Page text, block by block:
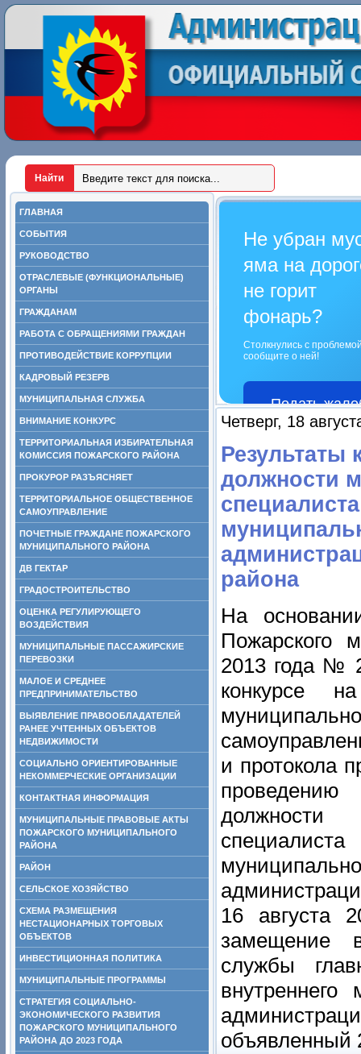
ГЛАВНАЯ
СОБЫТИЯ
РУКОВОДСТВО
ОТРАСЛЕВЫЕ (ФУНКЦИОНАЛЬНЫЕ)
ОРГАНЫ
ГРАЖДАНАМ
РАБОТА С ОБРАЩЕНИЯМИ ГРАЖДАН
ПРОТИВОДЕЙСТВИЕ КОРРУПЦИИ
КАДРОВЫЙ РЕЗЕРВ
МУНИЦИПАЛЬНАЯ СЛУЖБА
ВНИМАНИЕ КОНКУРС
ТЕРРИТОРИАЛЬНАЯ ИЗБИРАТЕЛЬНАЯ
КОМИССИЯ ПОЖАРСКОГО РАЙОНА
ПРОКУРОР РАЗЪЯСНЯЕТ
ТЕРРИТОРИАЛЬНОЕ ОБЩЕСТВЕННОЕ
САМОУПРАВЛЕНИЕ
ПОЧЕТНЫЕ ГРАЖДАНЕ ПОЖАРСКОГО
МУНИЦИПАЛЬНОГО РАЙОНА
ДВ ГЕКТАР
ГРАДОСТРОИТЕЛЬСТВО
ОЦЕНКА РЕГУЛИРУЮЩЕГО
ВОЗДЕЙСТВИЯ
МУНИЦИПАЛЬНЫЕ ПАССАЖИРСКИЕ
ПЕРЕВОЗКИ
МАЛОЕ И СРЕДНЕЕ
ПРЕДПРИНИМАТЕЛЬСТВО
ВЫЯВЛЕНИЕ ПРАВООБЛАДАТЕЛЕЙ
РАНЕЕ УЧТЕННЫХ ОБЪЕКТОВ
НЕДВИЖИМОСТИ
СОЦИАЛЬНО ОРИЕНТИРОВАННЫЕ
НЕКОММЕРЧЕСКИЕ ОРГАНИЗАЦИИ
КОНТАКТНАЯ ИНФОРМАЦИЯ
МУНИЦИПАЛЬНЫЕ ПРАВОВЫЕ АКТЫ
ПОЖАРСКОГО МУНИЦИПАЛЬНОГО
РАЙОНА
РАЙОН
СЕЛЬСКОЕ ХОЗЯЙСТВО
СХЕМА РАЗМЕЩЕНИЯ
НЕСТАЦИОНАРНЫХ ТОРГОВЫХ
ОБЪЕКТОВ
ИНВЕСТИЦИОННАЯ ПОЛИТИКА
МУНИЦИПАЛЬНЫЕ ПРОГРАММЫ
СТРАТЕГИЯ СОЦИАЛЬНО-
ЭКОНОМИЧЕСКОГО РАЗВИТИЯ
ПОЖАРСКОГО МУНИЦИПАЛЬНОГО
РАЙОНА ДО 2023 ГОДА
Не убран
яма на
не горит
фонарь?
Столкнулись с
сообщите о ней!
Подать
Четверг, 18
Результаты
должности
района
На
Пожарского
2013 года №
конкурсе
и протокола
должности
16 августа
замещение
службы
внутреннего
объявленный